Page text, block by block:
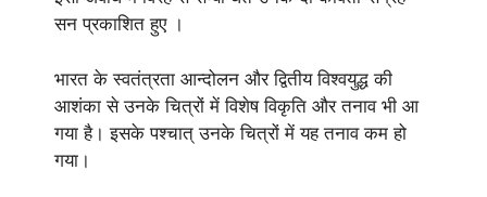
सन प्रकाशित हुए ।
भारत के स्वतंत्रता आन्दोलन और द्वितीय विश्वयुद्ध की
आशंका से उनके चित्रों में विशेष विकृति और तनाव भी आ
गया है। इसके पश्चात् उनके चित्रों में यह तनाव कम हो
गया।